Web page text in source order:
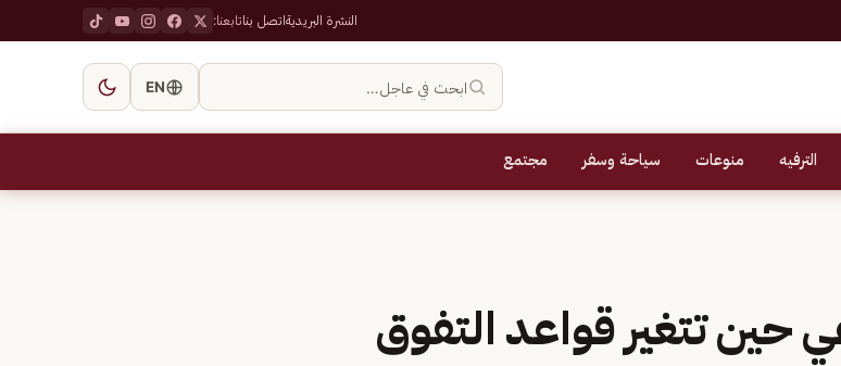
النشرة البريديةاتصل بناتابعنا:
ابحث في عاجل… EN
الترفيه منوعات سياحة وسفر مجتمع
حين تتغير قواعد التفوق